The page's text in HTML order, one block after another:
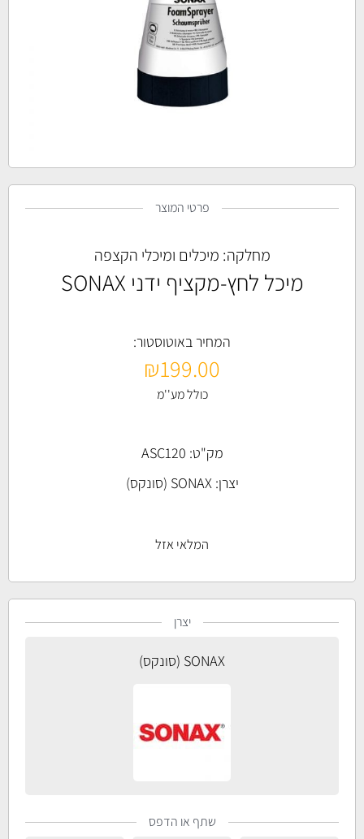
פרטי המוצר
מחלקה: מיכלים ומיכלי הקצפה
מיכל לחץ-מקציף ידני SONAX
המחיר באוטוסטור:
₪199.00
כולל מע''מ
מק"ט: ASC120
יצרן:SONAX (סונקס)
המלאי אזל
יצרן
SONAX (סונקס)
שתף או הדפס